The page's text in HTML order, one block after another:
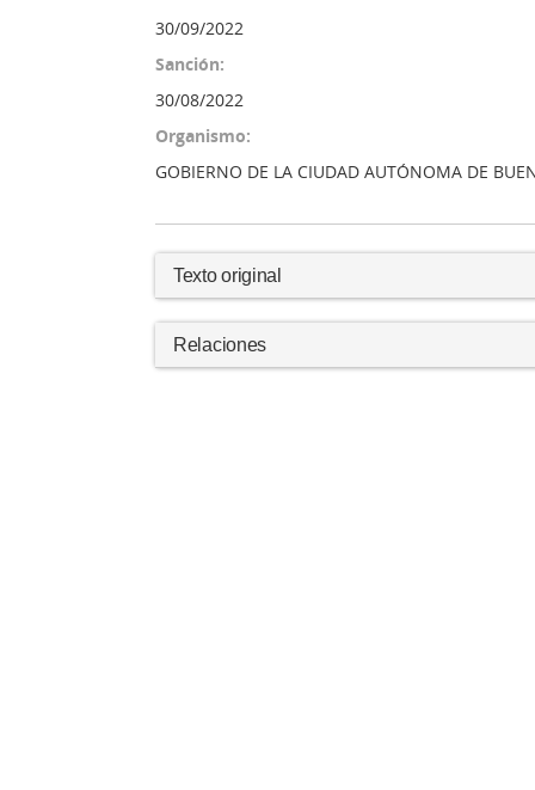
30/09/2022
Sanción:
30/08/2022
Organismo:
GOBIERNO DE LA CIUDAD AUTÓNOMA DE
Texto original
Relaciones